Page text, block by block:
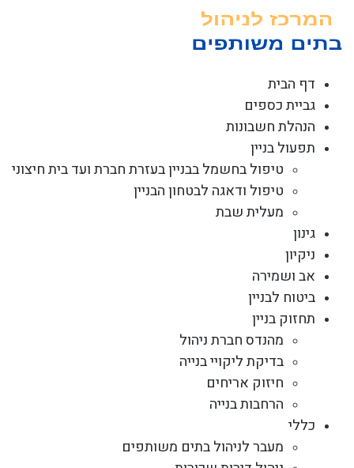
דף הבית
גביית כספים
הנהלת חשבונות
תפעול בניין
טיפול בחשמל בבניין בעזרת חברת ועד בית חיצוני
טיפול ודאגה לבטחון הבניין
מעלית שבת
גינון
ניקיון
אב ושמירה
ביטוח לבניין
תחזוק בניין
מהנדס חברת ניהול
בדיקת ליקויי בנייה
חיזוק אריחים
הרחבות בנייה
כללי
מעבר לניהול בתים משותפים